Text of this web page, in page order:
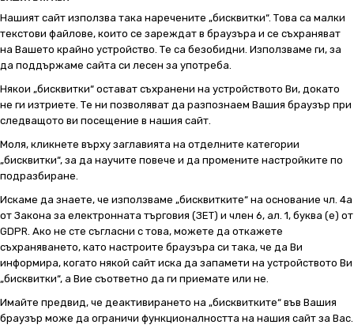
Нашият сайт използва така наречените „бисквитки“. Това са малки
текстови файлове, които се зареждат в браузъра и се съхраняват
на Вашето крайно устройство. Те са безобидни. Използваме ги, за
да поддържаме сайта си лесен за употреба.
Някои „бисквитки“ остават съхранени на устройството Ви, докато
не ги изтриете. Те ни позволяват да разпознаем Вашия браузър при
следващото ви посещение в нашия сайт.
Моля, кликнете върху заглавията на отделните категории
„бисквитки“, за да научите повече и да промените настройките по
подразбиране.
Искаме да знаете, че използваме „бисквитките“ на основание чл. 4а
от Закона за електронната търговия (ЗЕТ) и член 6, ал. 1, буква (е) от
GDPR. Ако не сте съгласни с това, можете да откажете
съхраняването, като настроите браузъра си така, че да Ви
информира, когато някой сайт иска да запамети на устройството Ви
„бисквитки“, а Вие съответно да ги приемате или не.
Имайте предвид, че деактивирането на „бисквитките“ във Вашия
браузър може да ограничи функционалността на нашия сайт за Вас.